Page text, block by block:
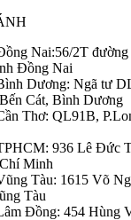
Nai:56/2T
Đồng Nai
Dương: Ngã tư
Cát, Bình Dương
Thơ: QL91B,
936 Lê Đức
Minh
Tàu: 1615 Võ
Tàu
Đồng: 454 Hùng